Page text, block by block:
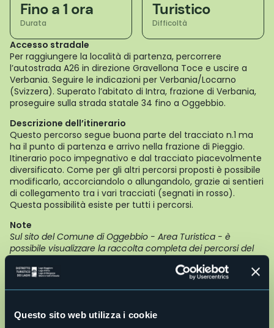
Questo sito web utilizza i cookie
Fino a 1 ora
Durata
Turistico
Difficoltà
Accesso stradale
Per raggiungere la località di partenza, percorrere
l’autostrada A26 in direzione Gravellona Toce e uscire a
Verbania. Seguire le indicazioni per Verbania/Locarno
(Svizzera). Superato l’abitato di Intra, frazione di Verbania,
proseguire sulla strada statale 34 fino a Oggebbio.
Descrizione dell’itinerario
Questo percorso segue buona parte del tracciato n.1 ma
ha il punto di partenza e arrivo nella frazione di Pieggio.
Itinerario poco impegnativo e dal tracciato piacevolmente
diversificato. Come per gli altri percorsi proposti è possibile
modificarlo, accorciandolo o allungandolo, grazie ai sentieri
di collegamento tra i vari tracciati (segnati in rosso).
Questa possibilità esiste per tutti i percorsi.
Note
Sul sito del Comune di Oggebbio - Area Turistica - è
possibile visualizzare la raccolta completa dei percorsi del
certificazione percorsi: Scuola del Camminare ®
Informazioni turistiche
Tel. 0323 48123/491005 - fax 0323 491921